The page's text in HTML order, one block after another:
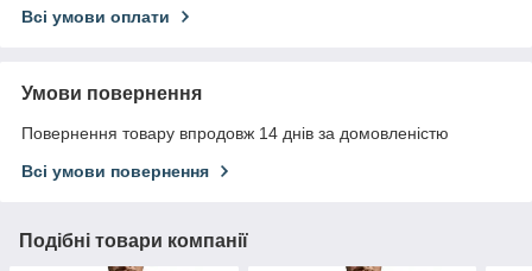
Всі умови оплати
Умови повернення
Повернення товару впродовж 14 днів за домовленістю
Всі умови повернення
Подібні товари компанії